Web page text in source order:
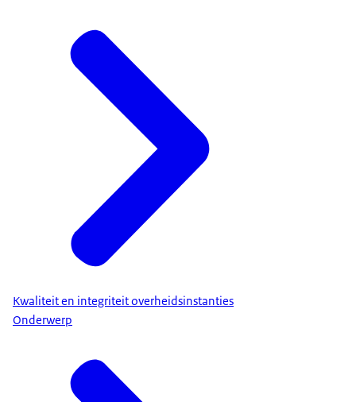
Kwaliteit en integriteit overheidsinstanties
Onderwerp